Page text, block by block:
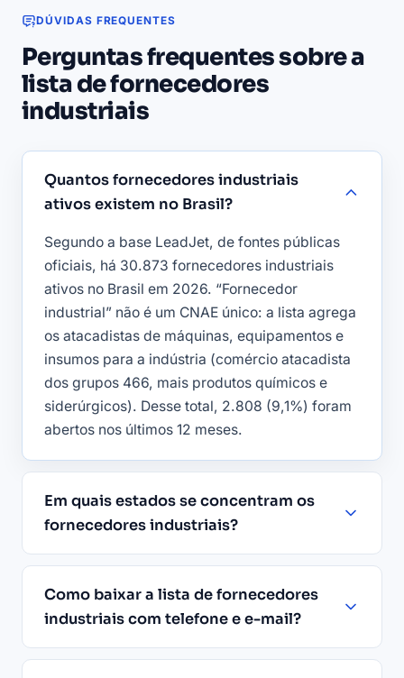
DÚVIDAS FREQUENTES
Perguntas frequentes sobre a
lista de fornecedores
industriais
Quantos fornecedores industriais
ativos existem no Brasil?
Segundo a base LeadJet, de fontes públicas
oficiais, há 30.873 fornecedores industriais
ativos no Brasil em 2026. “Fornecedor
industrial” não é um CNAE único: a lista agrega
os atacadistas de máquinas, equipamentos e
insumos para a indústria (comércio atacadista
dos grupos 466, mais produtos químicos e
siderúrgicos). Desse total, 2.808 (9,1%) foram
abertos nos últimos 12 meses.
Em quais estados se concentram os
fornecedores industriais?
Como baixar a lista de fornecedores
industriais com telefone e e-mail?